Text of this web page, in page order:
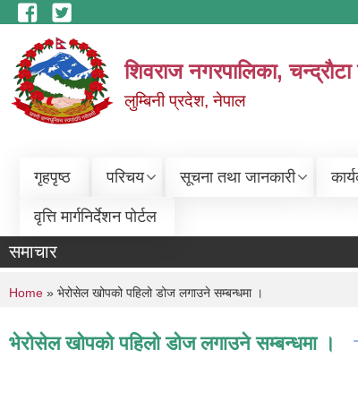
Skip to main content
शिवराज नगरपालिका,
लुम्बिनी प्रदेश, नेपाल
गृहपृष्ठ परिचय सूचना तथा जानकारी
वृत्ति मार्गनिर्देशन पोर्टल
समाचार
You are here
Home » भेरोसेल खोपको पहिलो डोज लगाउने सम्बन्धमा ।
भेरोसेल खोपको पहिलो डोज लगाउने सम्बन्धमा ।